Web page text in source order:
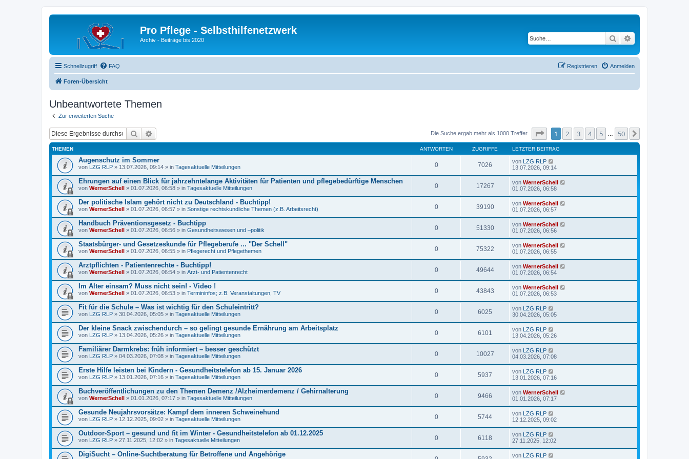
Pro Pflege - Selbsthilfenetzwerk
Archiv - Beiträge bis 2020 Suche
Schnellzugriff FAQ Anmelden
Registrieren
Foren-Übersicht
Unbeantwortete Themen
Zur erweiterten Suche
Suche Die Suche ergab mehr als 1000 Treffer Seite von50
1 2 3 4 5 50
THEMEN ANTWORTEN ZUGRIFFE LETZTER BEITRAG
Augenschutz im Sommer
von LZG RLP » 13.07.2026, 09:14 » in Tagesaktuelle Mitteilungen 0 7026 von LZG RLP
13.07.2026, 09:14
Ehrungen auf einen Blick für jahrzehntelange Aktivitäten für Patienten und pflegebedürftige Menschen
von WernerSchell » 01.07.2026, 06:58 » in Tagesaktuelle Mitteilungen 0 17267 von WernerSchell
01.07.2026, 06:58
Der politische Islam gehört nicht zu Deutschland - Buchtipp!
von WernerSchell » 01.07.2026, 06:57 » in Sonstige rechtskundliche Themen (z.B. Arbeitsrecht) 0 39190 von WernerSchell
01.07.2026, 06:57
Handbuch Präventionsgesetz - Buchtipp
von WernerSchell » 01.07.2026, 06:56 » in Gesundheitswesen und –politik 0 51330 von WernerSchell
01.07.2026, 06:56
Staatsbürger- und Gesetzeskunde für Pflegeberufe ... "Der Schell"
von WernerSchell » 01.07.2026, 06:55 » in Pflegerecht und Pflegethemen 0 75322 von WernerSchell
01.07.2026, 06:55
Arztpflichten - Patientenrechte - Buchtipp!
von WernerSchell » 01.07.2026, 06:54 » in Arzt- und Patientenrecht 0 49644 von WernerSchell
01.07.2026, 06:54
Im Alter einsam? Muss nicht sein! - Video !
von WernerSchell » 01.07.2026, 06:53 » in Termininfos; z.B. Veranstaltungen, TV 0 43843 von WernerSchell
01.07.2026, 06:53
Fit für die Schule – Was ist wichtig für den Schuleintritt?
von LZG RLP » 30.04.2026, 05:05 » in Tagesaktuelle Mitteilungen 0 6025 von LZG RLP
30.04.2026, 05:05
Der kleine Snack zwischendurch – so gelingt gesunde Ernährung am Arbeitsplatz
von LZG RLP » 13.04.2026, 05:26 » in Tagesaktuelle Mitteilungen 0 6101 von LZG RLP
13.04.2026, 05:26
Familiärer Darmkrebs: früh informiert – besser geschützt
von LZG RLP » 04.03.2026, 07:08 » in Tagesaktuelle Mitteilungen 0 10027 von LZG RLP
04.03.2026, 07:08
Erste Hilfe leisten bei Kindern - Gesundheitstelefon ab 15. Januar 2026
von LZG RLP » 13.01.2026, 07:16 » in Tagesaktuelle Mitteilungen 0 5937 von LZG RLP
13.01.2026, 07:16
Buchveröffentlichungen zu den Themen Demenz /Alzheimerdemenz / Gehirnalterung
von WernerSchell » 01.01.2026, 07:17 » in Tagesaktuelle Mitteilungen 0 9466 von WernerSchell
01.01.2026, 07:17
Gesunde Neujahrsvorsätze: Kampf dem inneren Schweinehund
von LZG RLP » 12.12.2025, 09:02 » in Tagesaktuelle Mitteilungen 0 5744 von LZG RLP
12.12.2025, 09:02
Outdoor-Sport – gesund und fit im Winter - Gesundheitstelefon ab 01.12.2025
von LZG RLP » 27.11.2025, 12:02 » in Tagesaktuelle Mitteilungen 0 6118 von LZG RLP
27.11.2025, 12:02
DigiSucht – Online-Suchtberatung für Betroffene und Angehörige von LZG RLP